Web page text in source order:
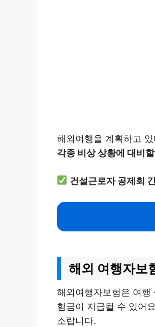
해외여행을 계획하고
각종 비상 상황에 대비
건설근로자 공제회
해외 여행자보
해외여행자보험은 여행
험금이 지급될 수 있어
소랍니다.